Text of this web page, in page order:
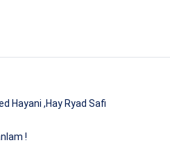
Hayani ,Hay Ryad Safi
!